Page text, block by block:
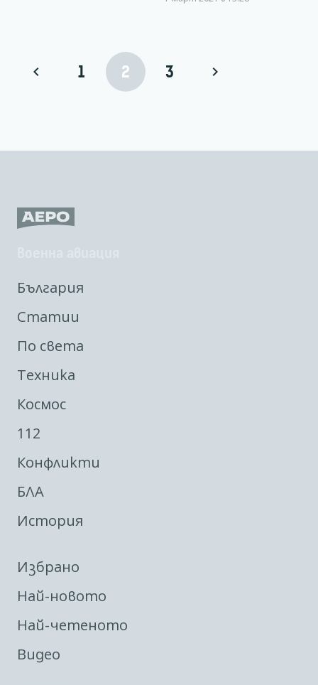
1 2 3
България
Статии
По света
Техника
Космос
112
Конфликти
БЛА
История
Избрано
Най-новото
Най-четеното
Видео